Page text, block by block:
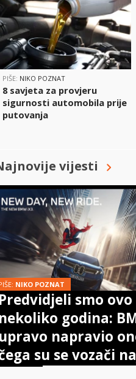
PIŠE: NIKO POZNAT
8 savjeta za provjeru
sigurnosti automobila prije
putovanja
vijesti
NIKO POZNAT
Predvidjeli smo
nekoliko godina:
upravo napravio
su se vozači